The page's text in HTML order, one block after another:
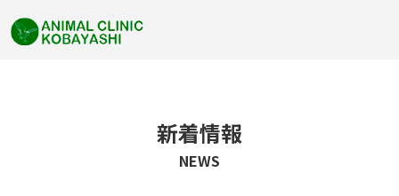
新着情報
NEWS